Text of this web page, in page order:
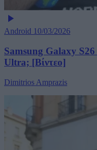
Android 10/03/2026
Samsung Galaxy S26
Ultra; [Βίντεο]
Dimitrios Amprazis